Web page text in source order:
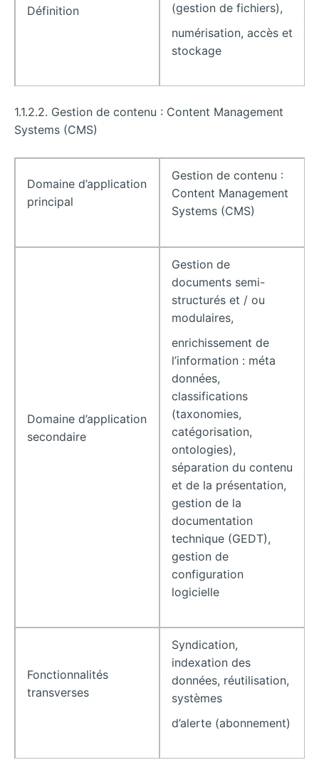
Définition
(gestion de fichiers),
numérisation, accès et
stockage
1.1.2.2. Gestion de contenu : Content Management
Systems (CMS)
Domaine d’application
principal
Gestion de contenu :
Content Management
Systems (CMS)
Domaine d’application
secondaire
Gestion de
documents semi-
structurés et / ou
modulaires,
enrichissement de
l’information : méta
données,
classifications
(taxonomies,
catégorisation,
ontologies),
séparation du contenu
et de la présentation,
gestion de la
documentation
technique (GEDT),
gestion de
configuration
logicielle
Fonctionnalités
transverses
Syndication,
indexation des
données, réutilisation,
systèmes
d’alerte (abonnement)